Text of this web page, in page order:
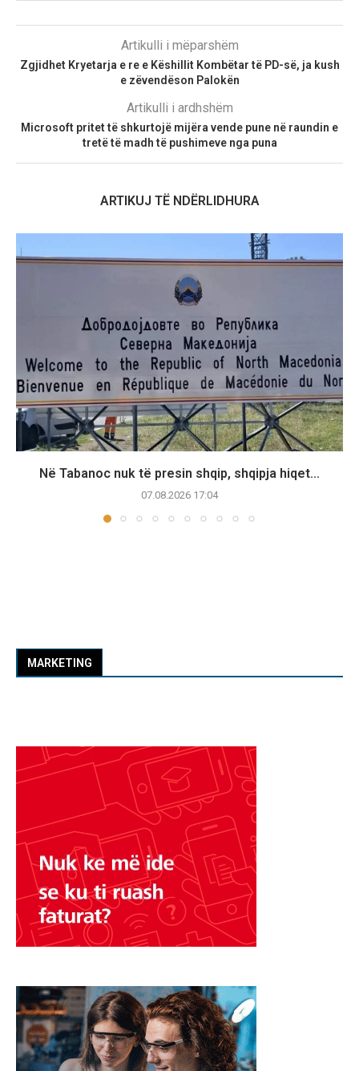
Artikulli i mëparshëm
Zgjidhet Kryetarja e re e Këshillit Kombëtar të PD-së, ja kush
e zëvendëson Palokën
Artikulli i ardhshëm
Microsoft pritet të shkurtojë mijëra vende pune në raundin e
tretë të madh të pushimeve nga puna
ARTIKUJ TË NDËRLIDHURA
Në Tabanoc nuk të presin shqip, shqipja hiqet...
07.08.2026 17:04
MARKETING